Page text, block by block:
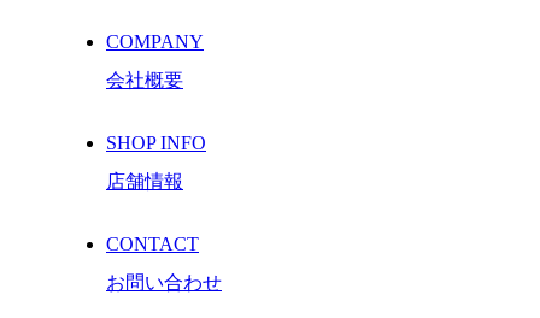
COMPANY
会社概要
SHOP INFO
店舗情報
CONTACT
お問い合わせ